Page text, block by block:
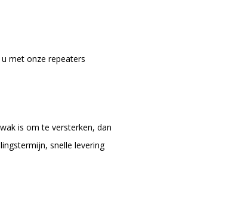
met onze repeaters
is om te versterken, dan
snelle levering